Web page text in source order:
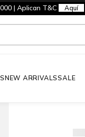
| Aplican T&C Aquí
NEW ARRIVALSSALE